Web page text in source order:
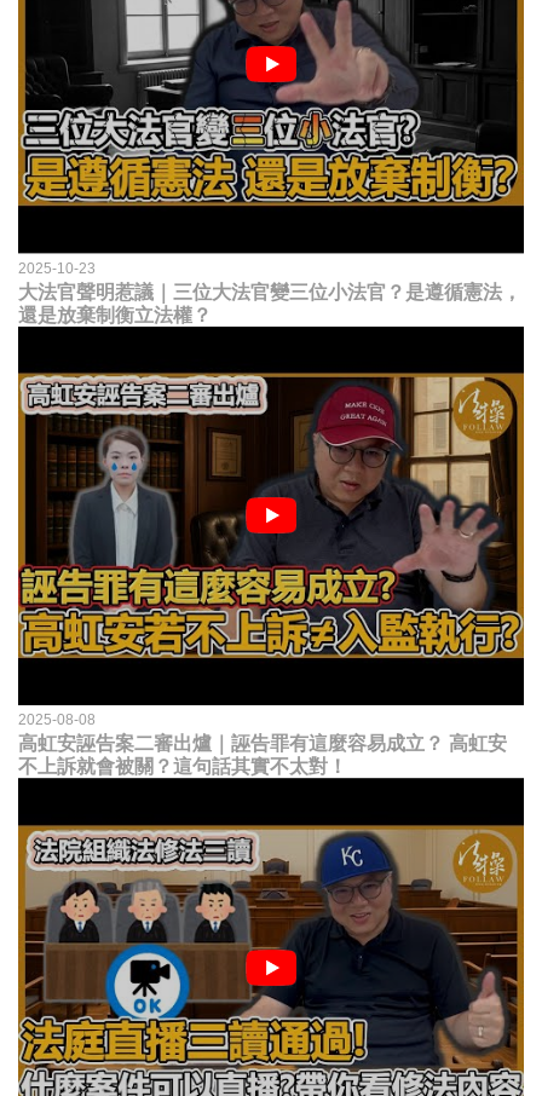
2025-10-23
大法官聲明惹議｜三位大法官變三位小法官？是遵循憲法，
還是放棄制衡立法權？
2025-08-08
高虹安誣告案二審出爐｜誣告罪有這麼容易成立？ 高虹安
不上訴就會被關？這句話其實不太對！